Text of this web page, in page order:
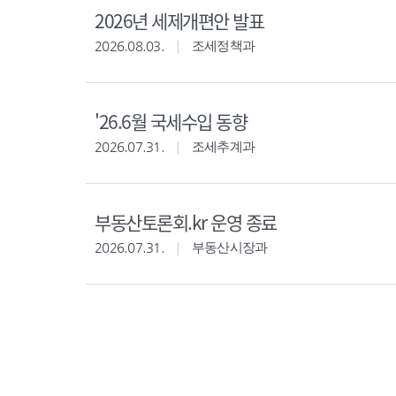
2026년 세제개편안 발표
2026.08.03. 조세정책과
'26.6월 국세수입 동향
2026.07.31. 조세추계과
부동산토론회.kr 운영 종료
2026.07.31. 부동산시장과